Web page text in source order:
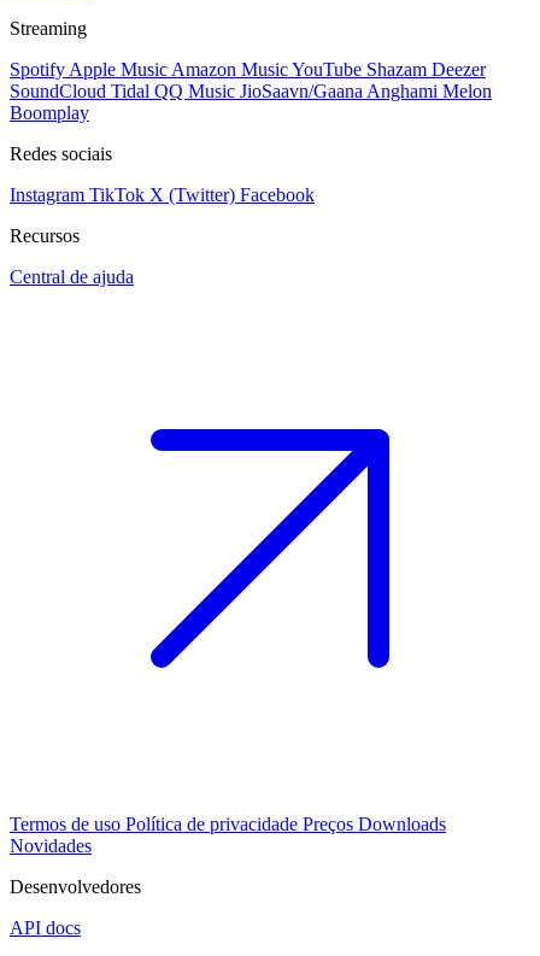
Streaming
Spotify Apple Music Amazon MusicYouTube Shazam Deezer
SoundCloud Tidal QQ Music JioSaavn/Gaana Anghami Melon
Boomplay
Redes sociais
Instagram TikTok X (Twitter) Facebook
Recursos
Central de ajuda
Termos de uso Política de privacidade Preços Downloads
Novidades
Desenvolvedores
API docs